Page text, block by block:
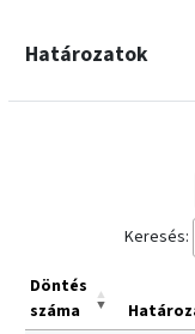
Határozatok
Keresés:
Döntés
száma